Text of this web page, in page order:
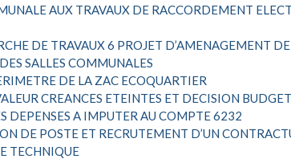
AUX TRAVAUX DE RACCORDEMENT
DE TRAVAUX 6 PROJET D’AMENAGEMENT DE
SALLES COMMUNALES
DE LA ZAC ECOQUARTIER
CREANCES ETEINTES ET DECISION
DEPENSES A IMPUTER AU COMPTE 6232
DE POSTE ET RECRUTEMENT D’UN
TECHNIQUE